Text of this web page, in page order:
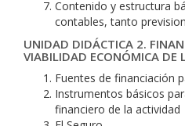
Contenido y estructura
contables, tanto
UNIDAD DIDÁCTICA 2.
VIABILIDAD ECONÓMICA DE
Fuentes de financiación
Instrumentos básicos
financiero de la actividad